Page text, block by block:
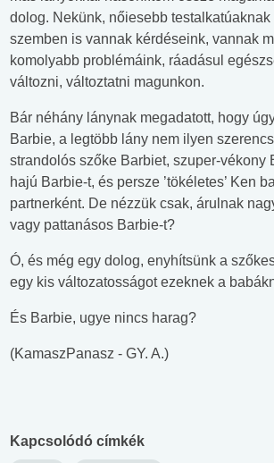
dolog. Nekünk, nőiesebb testalkatúaknak
szemben is vannak kérdéseink, vannak
komolyabb problémáink, ráadásul
változni, változtatni magunkon.
Bár néhány lánynak megadatott, hogy
Barbie, a legtöbb lány nem ilyen
strandolós szőke Barbiet, szuper-vékony
hajú Barbie-t, és persze ’tökéletes’ Ken
partnerként. De nézzük csak, árulnak
vagy pattanásos Barbie-t?
Ó, és még egy dolog, enyhítsünk a
egy kis változatosságot ezeknek a
És Barbie, ugye nincs harag?
(KamaszPanasz - GY. A.)
Kapcsolódó címkék